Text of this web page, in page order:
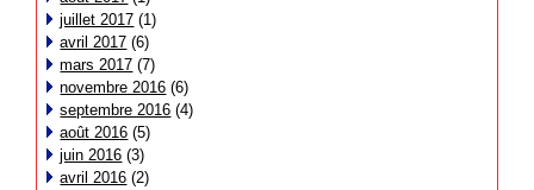
juillet 2017 (1)
avril 2017 (6)
mars 2017 (7)
novembre 2016 (6)
septembre 2016 (4)
août 2016 (5)
juin 2016 (3)
avril 2016 (2)